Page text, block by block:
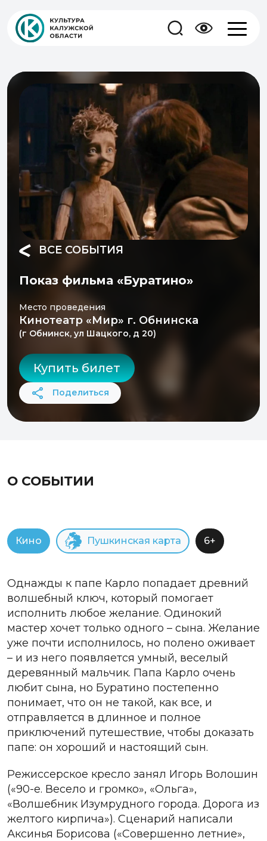
ВСЕ СОБЫТИЯ
Показ фильма «Буратино»
Место проведения
Кинотеатр «Мир» г. Обнинска
(г Обнинск, ул Шацкого, д 20)
Купить билет
Поделиться
О СОБЫТИИ
Кино Пушкинская карта 6+
Однажды к папе Карло попадает древний
волшебный ключ, который помогает
исполнить любое желание. Одинокий
мастер хочет только одного – сына. Желание
уже почти исполнилось, но полено оживает
– и из него появляется умный, веселый
деревянный мальчик. Папа Карло очень
любит сына, но Буратино постепенно
понимает, что он не такой, как все, и
отправляется в длинное и полное
приключений путешествие, чтобы доказать
папе: он хороший и настоящий сын.
Режиссерское кресло занял Игорь Волошин
(«90-е. Весело и громко», «Ольга»,
«Волшебник Изумрудного города. Дорога из
желтого кирпича»). Сценарий написали
Аксинья Борисова («Совершенно летние»,